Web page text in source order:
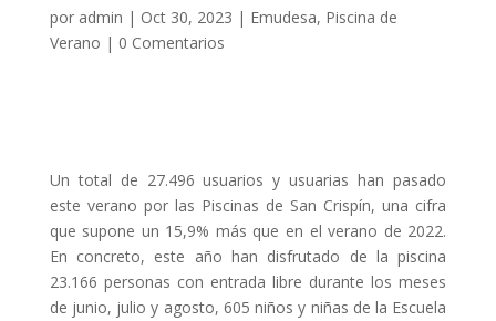
por admin | Oct 30, 2023 | Emudesa, Piscina de
Verano | 0 Comentarios
Un total de 27.496 usuarios y usuarias han pasado
este verano por las Piscinas de San Crispín, una cifra
que supone un 15,9% más que en el verano de 2022.
En concreto, este año han disfrutado de la piscina
23.166 personas con entrada libre durante los meses
de junio, julio y agosto, 605 niños y niñas de la Escuela